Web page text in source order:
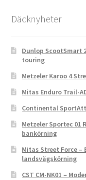
Däcknyheter
Dunlop ScootSmart
touring
Metzeler Karoo 4
Mitas Enduro Trail-
Continental
Metzeler Sportec 01
bankörning
Mitas Street Force
landsvägskörning
CST CM-NK01 –